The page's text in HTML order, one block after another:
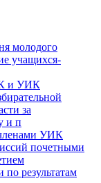
молодого
учащихся-
и УИК
за
и п
УИК
почетными
результатам